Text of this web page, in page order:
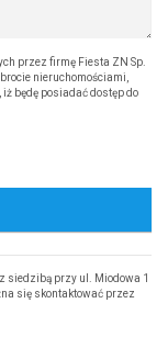
przez firmę Fiesta ZN Sp.
nieruchomościami,
będę posiadać dostęp do
siedzibą przy ul. Miodowa 1
się skontaktować przez